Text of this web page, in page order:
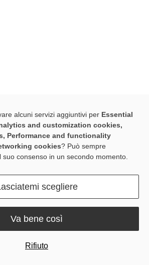
qui per aiutarvi!
alcuni servizi aggiuntivi per Essential
and customization cookies,
Performance and functionality
cookies? Può sempre
consenso in un secondo momento.
scegliere
Rifiuto
Va bene così